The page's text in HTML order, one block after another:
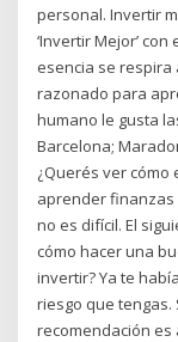
personal. Invertir
‘Invertir Mejor’
esencia se respira
razonado para
humano le gusta
Barcelona;
¿Querés ver cómo
aprender finanzas
no es difícil. El
cómo hacer una
invertir? Ya te
riesgo que
recomendación